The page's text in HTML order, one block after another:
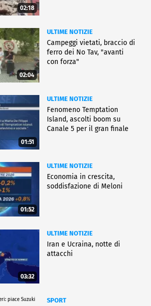
02:18
02:04
ULTIME NOTIZIE
Campeggi vietati, braccio di
ferro dei No Tav, "avanti
con forza"
01:51
ULTIME NOTIZIE
Fenomeno Temptation
Island, ascolti boom su
Canale 5 per il gran finale
01:52
ULTIME NOTIZIE
Economia in crescita,
soddisfazione di Meloni
03:32
ULTIME NOTIZIE
Iran e Ucraina, notte di
attacchi
SPORT